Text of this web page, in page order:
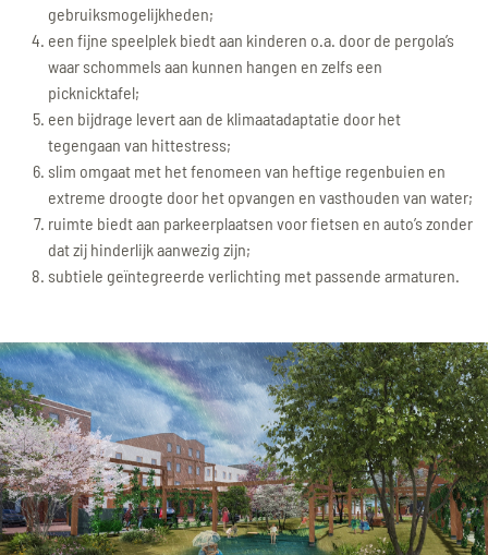
gebruiksmogelijkheden;
een fijne speelplek biedt aan kinderen o.a. door de pergola’s
waar schommels aan kunnen hangen en zelfs een
picknicktafel;
een bijdrage levert aan de klimaatadaptatie door het
tegengaan van hittestress;
slim omgaat met het fenomeen van heftige regenbuien en
extreme droogte door het opvangen en vasthouden van water;
ruimte biedt aan parkeerplaatsen voor fietsen en auto’s zonder
dat zij hinderlijk aanwezig zijn;
subtiele geïntegreerde verlichting met passende armaturen.